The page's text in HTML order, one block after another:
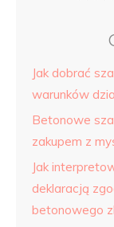
Jak dobrać
warunków
Betonowe
zakupem z
Jak
deklaracją
betonowego